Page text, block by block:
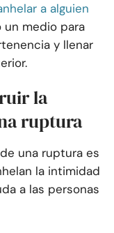
a alguien
un medio para
y llenar
la
ruptura
una ruptura es
la intimidad
a las personas